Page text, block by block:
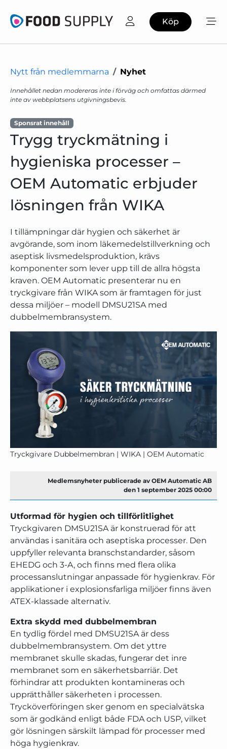
Köp
Nytt från medlemmarna Nyhet
Innehållet nedan modereras inte i förväg och omfattas därmed
inte av webbplatsens utgivningsbevis.
Sponsrat innehåll
Trygg tryckmätning i
hygieniska processer –
OEM Automatic erbjuder
lösningen från WIKA
I tillämpningar där hygien och säkerhet är
avgörande, som inom läkemedelstillverkning och
aseptisk livsmedelsproduktion, krävs
komponenter som lever upp till de allra högsta
kraven. OEM Automatic presenterar nu en
tryckgivare från WIKA som är framtagen för just
dessa miljöer – modell DMSU21SA med
dubbelmembransystem.
Tryckgivare Dubbelmembran | WIKA | OEM Automatic
Medlemsnyheter publicerade av OEM Automatic AB
den 1 september 2025 00:00
Utformad för hygien och tillförlitlighet
Tryckgivaren DMSU21SA är konstruerad för att
användas i sanitära och aseptiska processer. Den
uppfyller relevanta branschstandarder, såsom
EHEDG och 3-A, och finns med flera olika
processanslutningar anpassade för hygienkrav. För
applikationer i explosionsfarliga miljöer finns även
ATEX-klassade alternativ.
Extra skydd med dubbelmembran
En tydlig fördel med DMSU21SA är dess
dubbelmembransystem. Om det yttre
membranet skulle skadas, fungerar det inre
membranet som en säkerhetsbarriär. Det
förhindrar att produkten kontamineras och
upprätthåller säkerheten i processen.
Trycköverföringen sker genom en specialvätska
som är godkänd enligt både FDA och USP, vilket
gör lösningen särskilt lämpad för processer med
höga hygienkrav.